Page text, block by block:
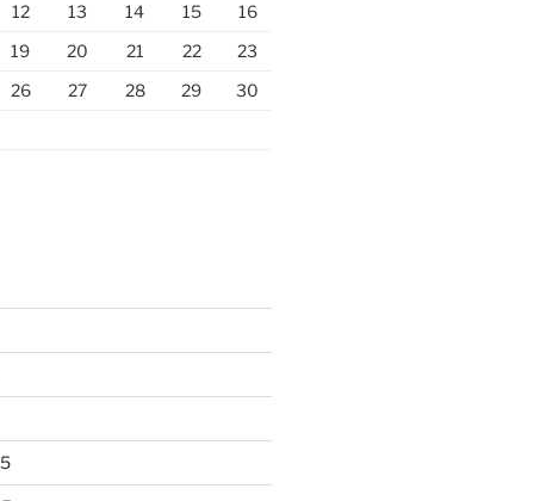
12 13 14 15
16
19 20 21 22
23
26 27 28 29
30